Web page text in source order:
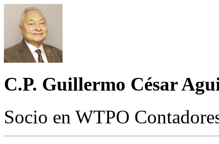
C.P. Guillermo César
Socio en WTPO